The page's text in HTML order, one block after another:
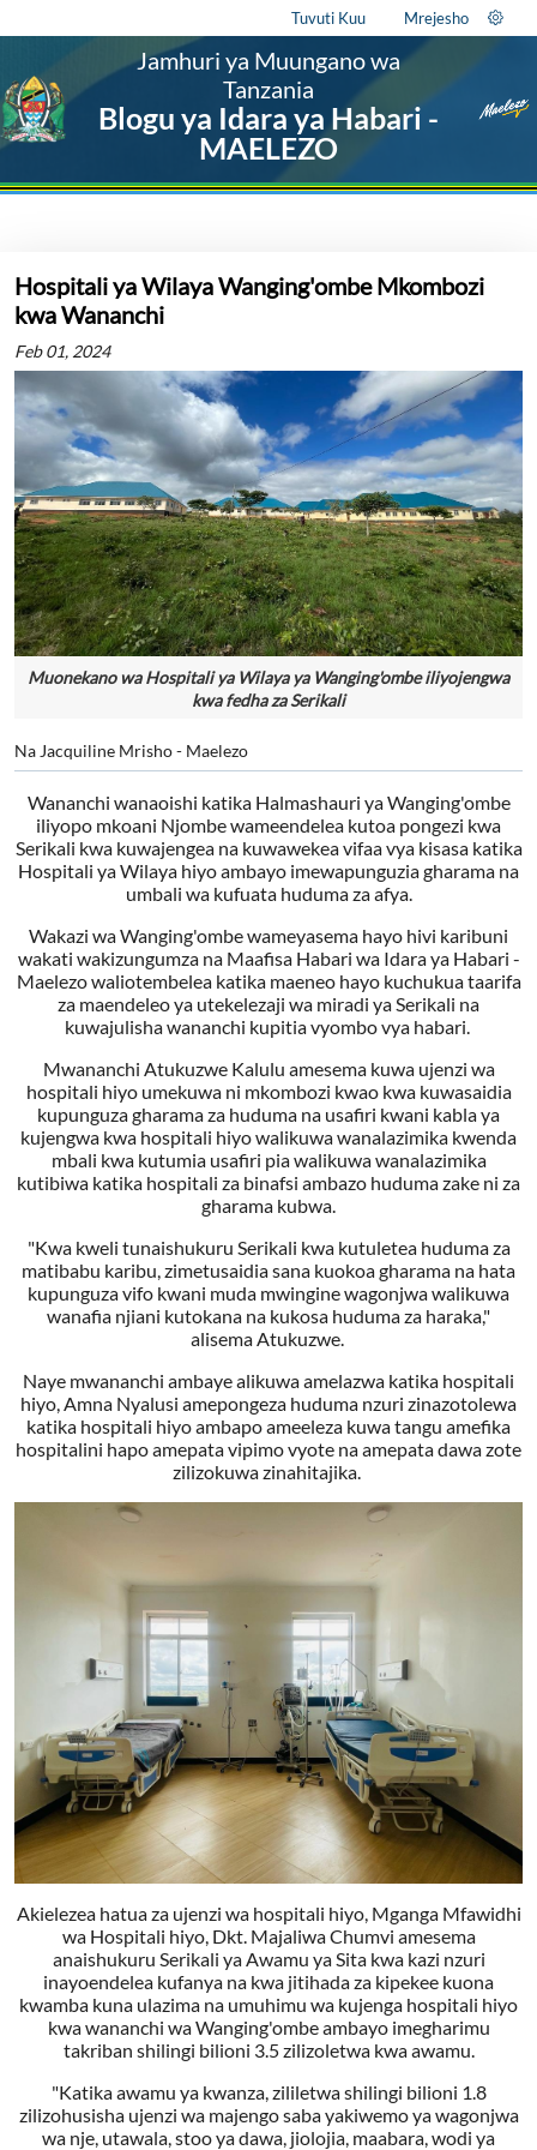
Tuvuti Kuu Mrejesho
Jamhuri ya Muungano wa
Tanzania
Blogu ya Idara ya Habari -
MAELEZO
Hospitali ya Wilaya Wanging'ombe Mkombozi
kwa Wananchi
Feb 01, 2024
Muonekano wa Hospitali ya Wilaya ya Wanging'ombe iliyojengwa
kwa fedha za Serikali
Na Jacquiline Mrisho - Maelezo
Wananchi wanaoishi katika Halmashauri ya Wanging'ombe
iliyopo mkoani Njombe wameendelea kutoa pongezi kwa
Serikali kwa kuwajengea na kuwawekea vifaa vya kisasa katika
Hospitali ya Wilaya hiyo ambayo imewapunguzia gharama na
umbali wa kufuata huduma za afya.
Wakazi wa Wanging'ombe wameyasema hayo hivi karibuni
wakati wakizungumza na Maafisa Habari wa Idara ya Habari -
Maelezo waliotembelea katika maeneo hayo kuchukua taarifa
za maendeleo ya utekelezaji wa miradi ya Serikali na
kuwajulisha wananchi kupitia vyombo vya habari.
Mwananchi Atukuzwe Kalulu amesema kuwa ujenzi wa
hospitali hiyo umekuwa ni mkombozi kwao kwa kuwasaidia
kupunguza gharama za huduma na usafiri kwani kabla ya
kujengwa kwa hospitali hiyo walikuwa wanalazimika kwenda
mbali kwa kutumia usafiri pia walikuwa wanalazimika
kutibiwa katika hospitali za binafsi ambazo huduma zake ni za
gharama kubwa.
"Kwa kweli tunaishukuru Serikali kwa kutuletea huduma za
matibabu karibu, zimetusaidia sana kuokoa gharama na hata
kupunguza vifo kwani muda mwingine wagonjwa walikuwa
wanafia njiani kutokana na kukosa huduma za haraka,"
alisema Atukuzwe.
Naye mwananchi ambaye alikuwa amelazwa katika hospitali
hiyo, Amna Nyalusi amepongeza huduma nzuri zinazotolewa
katika hospitali hiyo ambapo ameeleza kuwa tangu amefika
hospitalini hapo amepata vipimo vyote na amepata dawa zote
zilizokuwa zinahitajika.
Akielezea hatua za ujenzi wa hospitali hiyo, Mganga Mfawidhi
wa Hospitali hiyo, Dkt. Majaliwa Chumvi amesema
anaishukuru Serikali ya Awamu ya Sita kwa kazi nzuri
inayoendelea kufanya na kwa jitihada za kipekee kuona
kwamba kuna ulazima na umuhimu wa kujenga hospitali hiyo
kwa wananchi wa Wanging'ombe ambayo imegharimu
takriban shilingi bilioni 3.5 zilizoletwa kwa awamu.
"Katika awamu ya kwanza, zililetwa shilingi bilioni 1.8
zilizohusisha ujenzi wa majengo saba yakiwemo ya wagonjwa
wa nje, utawala, stoo ya dawa, jiolojia, maabara, wodi ya